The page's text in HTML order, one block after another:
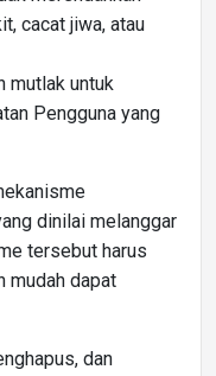
cacat jiwa, atau
mutlak untuk
Pengguna yang
dinilai melanggar
tersebut harus
mudah dapat
dan